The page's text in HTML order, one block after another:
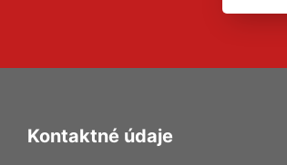
Kontaktné údaje